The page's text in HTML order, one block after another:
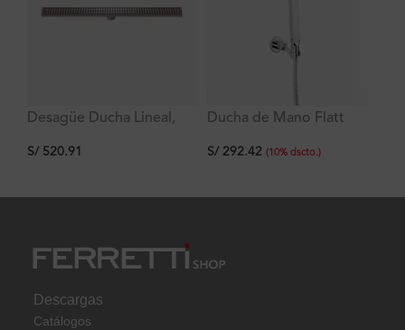
Desagüe Ducha Lineal,
mm Signature
S/ 520.91
Ducha de Mano Flatt
de Acero Inoxidable
S/292.42 (10% dscto.)
Descargas
Catálogos